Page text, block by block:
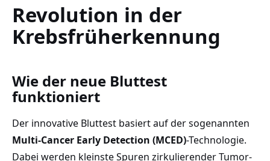
Revolution in der
Krebsfrüherkennung
Wie der neue Bluttest
funktioniert
Der innovative Bluttest basiert auf der sogenannten
Multi-Cancer Early Detection (MCED)-Technologie.
Dabei werden kleinste Spuren zirkulierender Tumor-